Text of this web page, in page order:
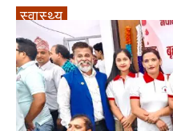
स्वास्थ्य